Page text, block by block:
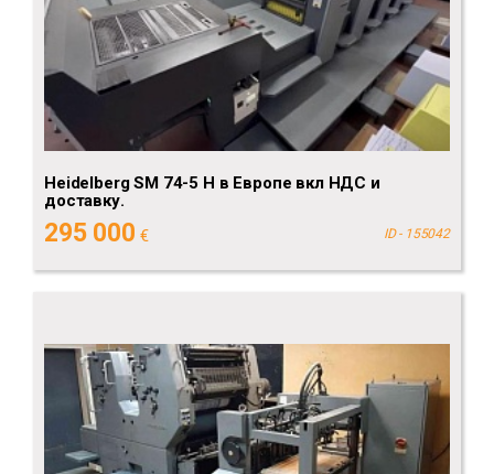
Heidelberg SM 74-5 H в Европе вкл НДС и
доставку.
295 000 € ID - 155042